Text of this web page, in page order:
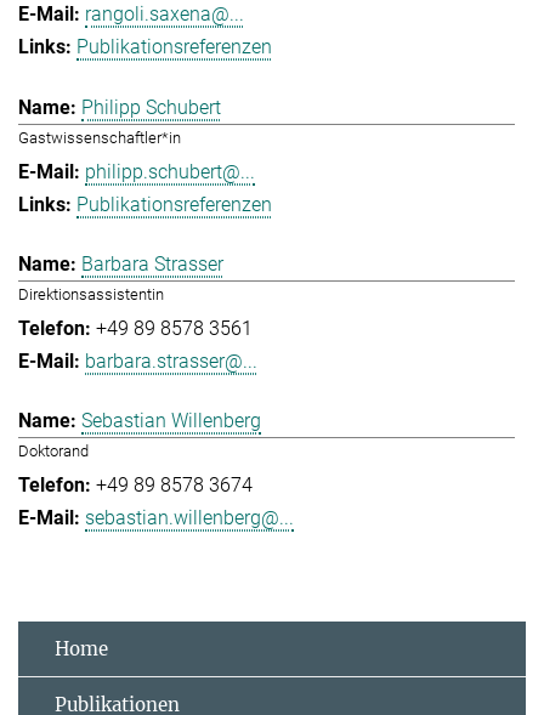
rangoli.saxena@...
Publikationsreferenzen
Philipp Schubert
Gastwissenschaftler*in
philipp.schubert@...
Publikationsreferenzen
Barbara Strasser
Direktionsassistentin
+49 89 8578 3561
barbara.strasser@...
Sebastian Willenberg
Doktorand
+49 89 8578 3674
sebastian.willenberg@...
Home
Publikationen